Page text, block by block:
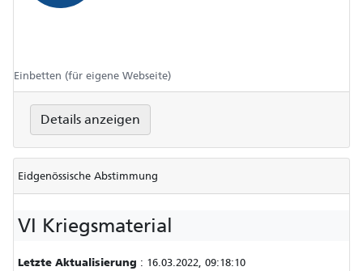
Einbetten (für eigene Webseite)
Details anzeigen
Eidgenössische Abstimmung
VI Kriegsmaterial
Letzte Aktualisierung : 16.03.2022, 09:18:10